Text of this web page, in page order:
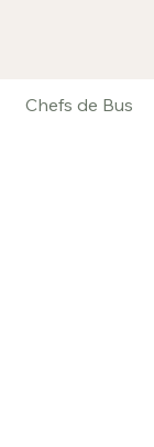
Chefs de Bus